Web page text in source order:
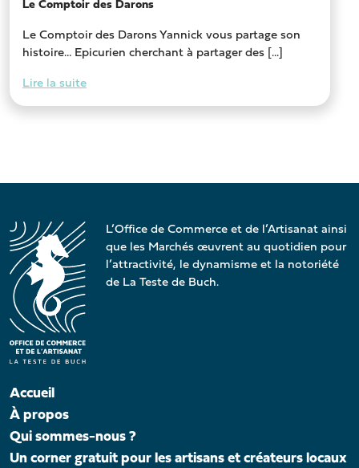
Le Comptoir des Darons
Le Comptoir des Darons Yannick vous partage son
histoire… Epicurien cherchant à partager des [...]
Lire la suite
L’Office de Commerce et de l’Artisanat ainsi
que les Marchés œuvrent au quotidien pour
l’attractivité, le dynamisme et la notoriété
de La Teste de Buch.
Accueil
À propos
Qui sommes-nous ?
Un corner gratuit pour les artisans et créateurs locaux